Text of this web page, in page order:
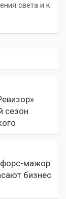
света и к
сезон
мажор:
бизнес